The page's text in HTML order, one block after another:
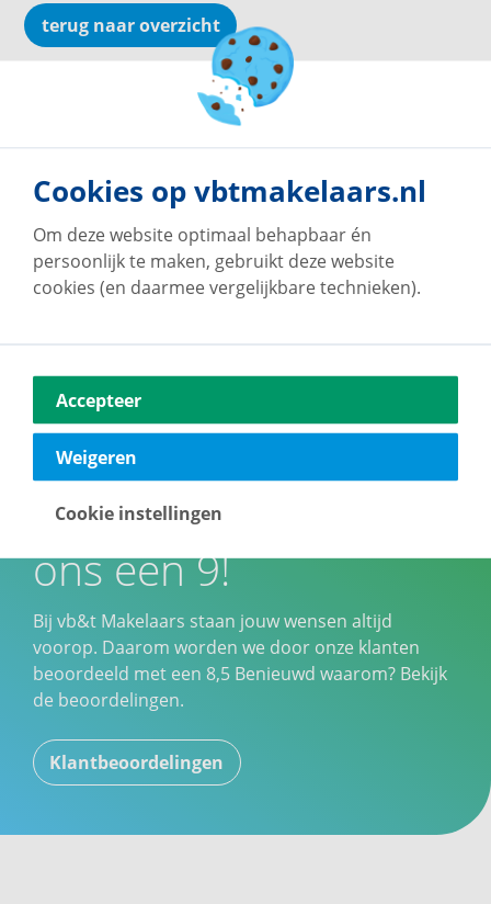
terug naar overzicht
Onze klanten geven
ons een 9!
Bij vb&t Makelaars staan jouw wensen altijd
voorop. Daarom worden we door onze klanten
beoordeeld met een 8,5 Benieuwd waarom? Bekijk
de beoordelingen.
Klantbeoordelingen
Cookies op vbtmakelaars.nl
Om deze website optimaal behapbaar én
persoonlijk te maken, gebruikt deze website
cookies (en daarmee vergelijkbare technieken).
Accepteer
Weigeren
Cookie instellingen